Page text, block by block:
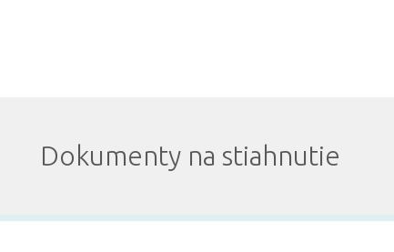
Dokumenty na stiahnutie